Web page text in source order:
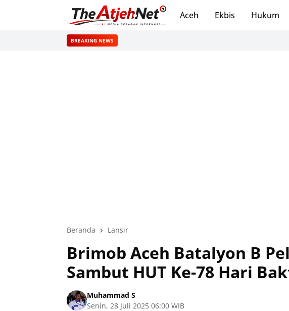
Aceh Ekbis Hukum
BREAKING NEWS
Beranda Lansir
Brimob Aceh Batalyon B
Sambut HUT Ke-78 Hari
Muhammad S
Senin, 28 Juli 2025 06:00 WIB